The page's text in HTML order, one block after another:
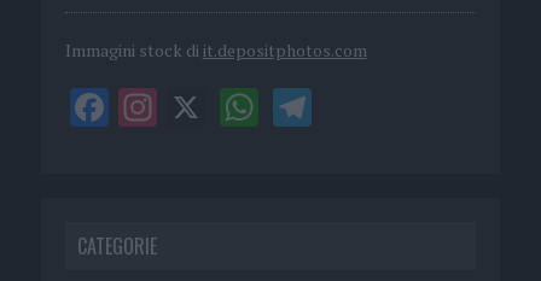
Immagini stock di it.depositphotos.com
CATEGORIE